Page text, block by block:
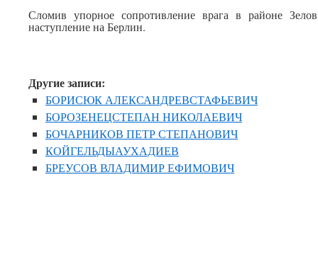
Сломив упорное сопротивление врага в районе
наступление на Берлин.
Другие записи:
БОРИСЮК АЛЕКСАНДРЕВСТАФЬЕВИЧ
БОРОЗЕНЕЦСТЕПАН НИКОЛАЕВИЧ
БОЧАРНИКОВ ПЕТР СТЕПАНОВИЧ
КОЙГЕЛЬДЫАУХАДИЕВ
БРЕУСОВ ВЛАДИМИР ЕФИМОВИЧ